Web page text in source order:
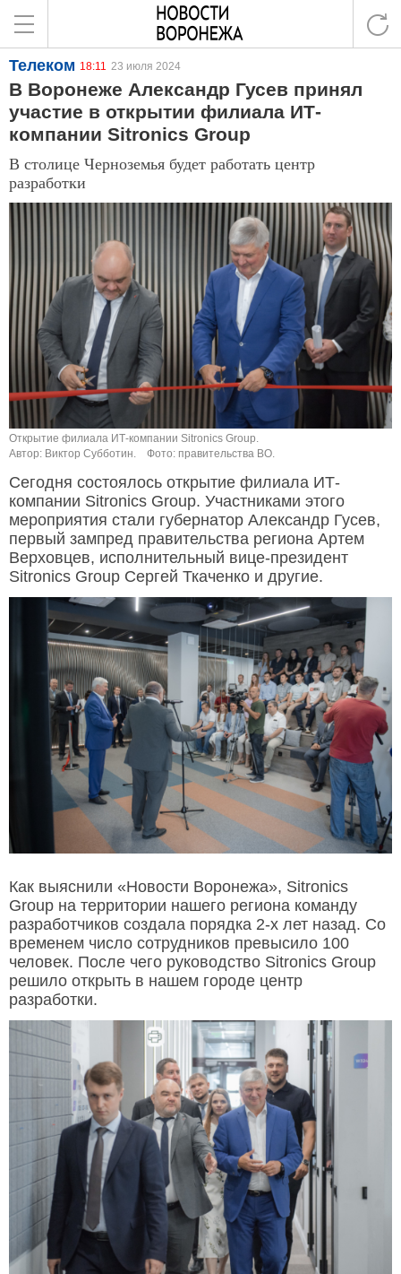
Телеком 18:11 23 июля 2024
В Воронеже Александр Гусев принял
участие в открытии филиала ИТ-
компании Sitronics Group
В столице Черноземья будет работать центр
разработки
Открытие филиала ИТ-компании Sitronics Group.
Автор: Виктор Субботин.
Фото: правительства ВО.
Сегодня состоялось открытие филиала ИТ-
компании Sitronics Group. Участниками этого
мероприятия стали губернатор Александр Гусев,
первый зампред правительства региона Артем
Верховцев, исполнительный вице-президент
Sitronics Group Сергей Ткаченко и другие.
Как выяснили «Новости Воронежа», Sitronics
Group на территории нашего региона команду
разработчиков создала порядка 2-х лет назад. Со
временем число сотрудников превысило 100
человек. После чего руководство Sitronics Group
решило открыть в нашем городе центр
разработки.